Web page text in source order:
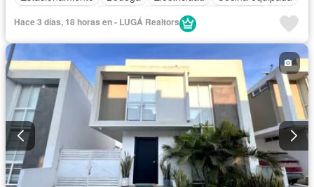
Cuarto de servicio
Parrilla
Garita de guardianía
Gimnasio Seguridad
Piscina
Completamente amoblado
Hace 3 días, 18 horas en - LUGÁ Realtors